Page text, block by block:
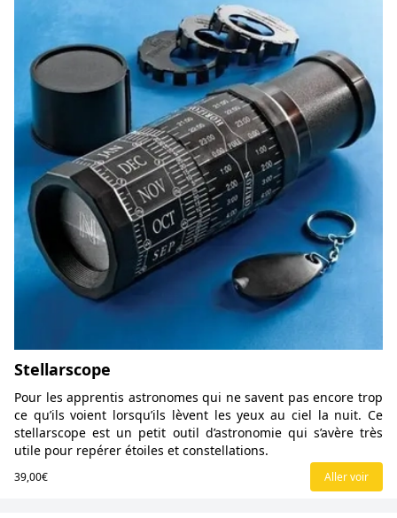
Stellarscope
Pour les apprentis astronomes qui ne savent pas encore trop
ce qu’ils voient lorsqu’ils lèvent les yeux au ciel la nuit. Ce
stellarscope est un petit outil d’astronomie qui s’avère très
utile pour repérer étoiles et constellations.
39,00€ Aller voir